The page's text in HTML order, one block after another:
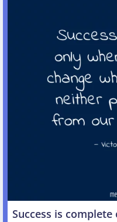
Success is